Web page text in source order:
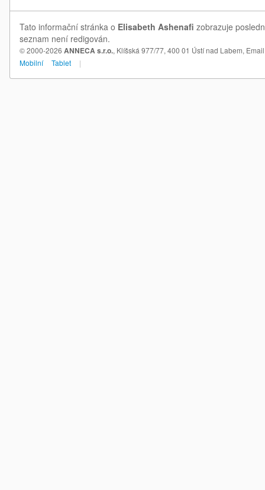
Tato informační stránka o Elisabeth Ashenafi zobrazuje
seznam není redigován.
© 2000-2026 ANNECA s.r.o., Klíšská 977/77, 400 01 Ústí nad Labem,
Mobilní
Tablet |